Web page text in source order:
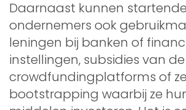
Daarnaast kunnen startende
ondernemers ook
leningen bij banken of
instellingen, subsidies van
crowdfundingplatforms of
bootstrapping waarbij ze